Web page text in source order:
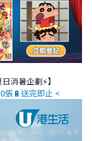
消暑企劃⚡】
張🔋送完即止 <